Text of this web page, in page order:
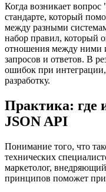
Когда возникает
стандарте, который
между разными
набор правил, который
отношения между ними
запросов и ответов. В
ошибок при интеграции,
разработку.
Практика: где
JSON API
Понимание того, что
технических
маркетолог,
принципов поможет